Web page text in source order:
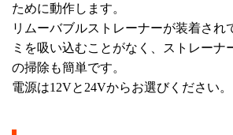
ために動作します。
リムーバブルストレーナーが装着され
ミを吸い込むことがなく、ストレーナ
の掃除も簡単です。
電源は12Vと24Vからお選びください。